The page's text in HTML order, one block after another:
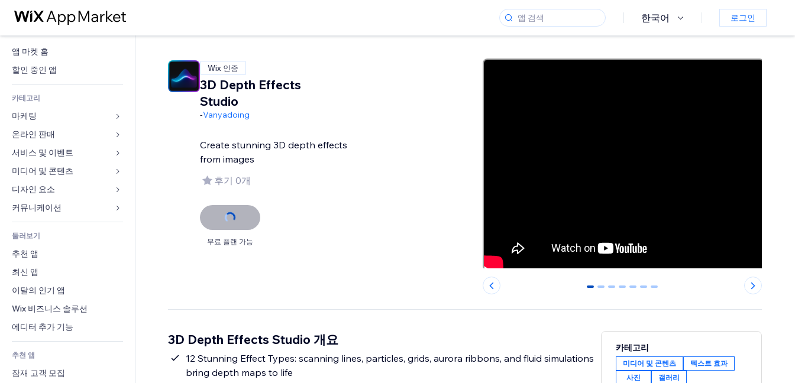
한국어 로그인
앱 마켓 홈
할인 중인 앱
카테고리
마케팅
광고
모바일
사이트 통계
사이트 목록
이메일
온라인 판매
쇼핑몰 관련 앱
배송
판매 버튼
회계
쿠폰 및 로열티
창고 서비스
식품 및 음료
서비스 및 이벤트
호텔
이벤트
음식점
부동산
예약
미디어 및 콘텐츠
갤러리
뮤직
팟캐스트
사진
동영상
PDF
파일 공유
소식
디자인 요소
지도 및 내비게이션
개인정보 및 보안
시계
페이지 템플릿
이미지 효과
버튼 & 메뉴
배너 및 배지
계산기
검색
일기예보
차트 및 표
양식
블로그
설문
채팅
메모
전화번호
커뮤니티
평가와 후기
CRM
둘러보기
추천 앱
최신 앱
이달의 인기 앱
Wix 비즈니스 솔루션
에디터 추가 기능
추천 앱
잠재 고객 모집
Wix 인증
3D Depth Effects
Studio
-Vanyadoing
Create stunning 3D depth effects
from images
후기 0개
무료 플랜 가능
0 1 2 3 4 5 6
3D Depth Effects Studio 개요
12 Stunning Effect Types: scanning lines, particles, grids, aurora ribbons, and fluid simulations
bring depth maps to life
카테고리
미디어 및 콘텐츠
텍스트 효과
사진
갤러리